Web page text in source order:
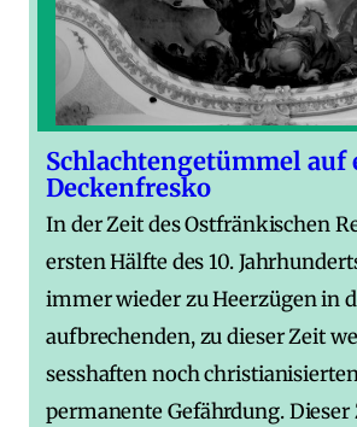
Schlachtengetümmel auf
Deckenfresko
In der Zeit des Ostfränkischen
ersten Hälfte des 10.
immer wieder zu Heerzügen in
aufbrechenden, zu dieser Zeit
sesshaften noch
permanente Gefährdung. Dieser